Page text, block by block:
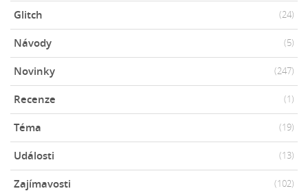
Glitch (24)
Návody (5)
Novinky (247)
Recenze (1)
Téma (19)
Události (13)
Zajímavosti (102)